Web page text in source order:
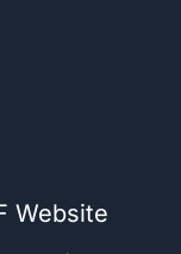
Website